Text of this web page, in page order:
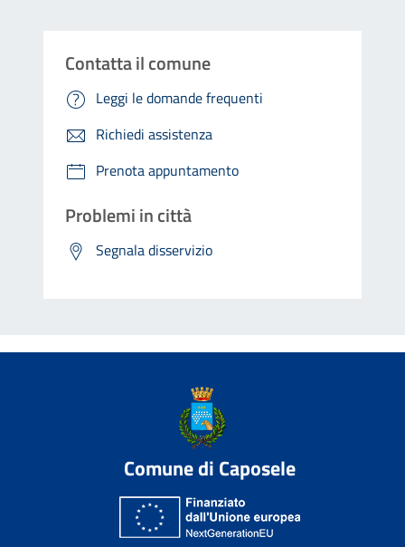
Contatta il comune
Leggi le domande frequenti
Richiedi assistenza
Prenota appuntamento
Problemi in città
Segnala disservizio
Comune di Caposele